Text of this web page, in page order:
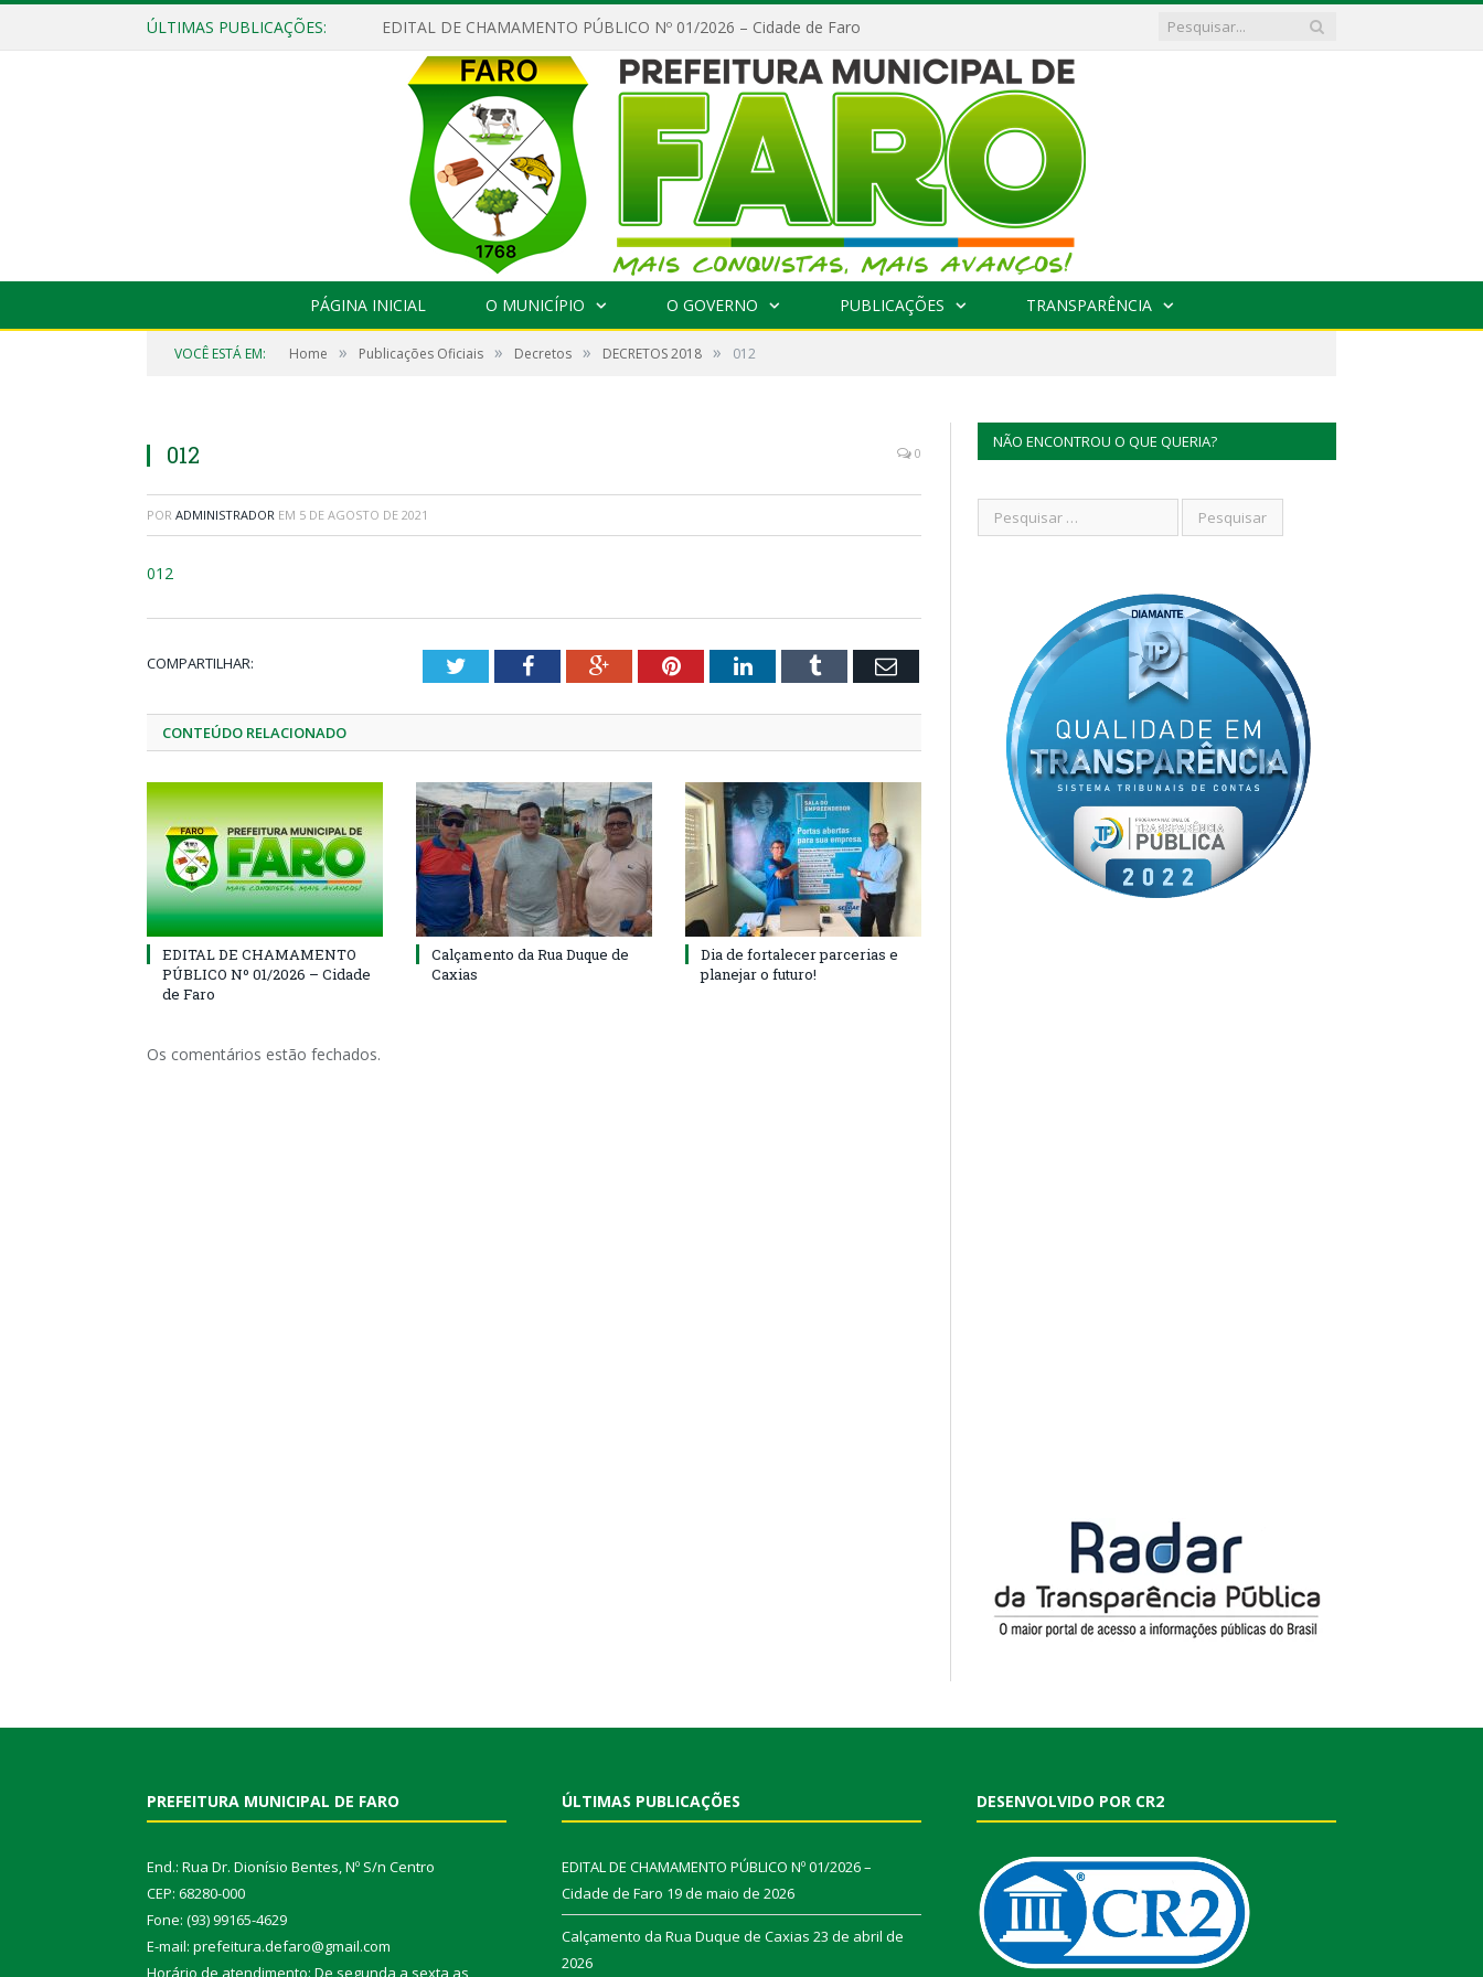
ÚLTIMAS PUBLICAÇÕES: EDITAL DE CHAMAMENTO PÚBLICO Nº 01/2026 – Cidade de Faro
PÁGINA INICIAL O MUNICÍPIO O GOVERNO PUBLICAÇÕES TRANSPARÊNCIA
VOCÊ ESTÁ EM: Home » Publicações Oficiais » Decretos » DECRETOS 2018 » 012
012 0
POR ADMINISTRADOR EM 5 DE AGOSTO DE 2021
012
COMPARTILHAR: TwitterFacebookGoogle+PinterestLinkedInTumblr Email
CONTEÚDO RELACIONADO
EDITAL DE CHAMAMENTO
PÚBLICO Nº 01/2026 – Cidade
de Faro
Calçamento da Rua Duque de
Caxias
Dia de fortalecer parcerias e
planejar o futuro!
Os comentários estão fechados.
NÃO ENCONTROU O QUE QUERIA?
PREFEITURA MUNICIPAL DE FARO
End.: Rua Dr. Dionísio Bentes, Nº S/n Centro
CEP: 68280-000
Fone: (93) 99165-4629
E-mail: prefeitura.defaro@gmail.com
Horário de atendimento: De segunda a sexta as
ÚLTIMAS PUBLICAÇÕES
EDITAL DE CHAMAMENTO PÚBLICO Nº 01/2026 –
Cidade de Faro 19 de maio de 2026
Calçamento da Rua Duque de Caxias 23 de abril de
2026
DESENVOLVIDO POR CR2